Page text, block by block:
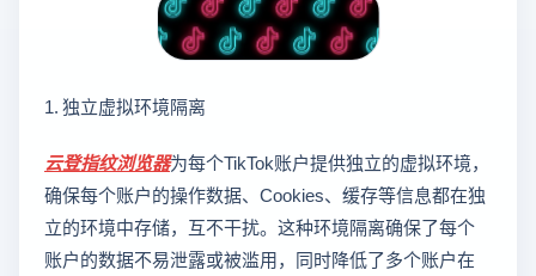
1. 独立虚拟环境隔离
云登指纹浏览器为每个TikTok账户提供独立的虚拟环境，
确保每个账户的操作数据、Cookies、缓存等信息都在独
立的环境中存储，互不干扰。这种环境隔离确保了每个
账户的数据不易泄露或被滥用，同时降低了多个账户在